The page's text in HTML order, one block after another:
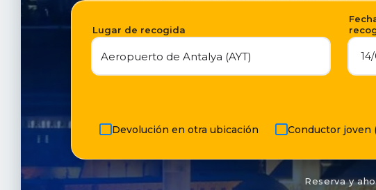
Lugar de recogida
Devolución en otra ubicación Conductor joven
Reserva y